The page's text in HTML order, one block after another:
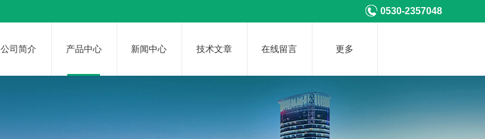
0530-2357048
公司简介 产品中心 新闻中心 技术文章 在线留言 更多